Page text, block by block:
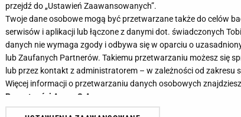
Zamieszanie wokół
przejdź do „Ustawień Zaawansowanych”.
Twoje dane osobowe mogą być przetwarzane także do celów
serwisów i aplikacji lub łączone z danymi dot. świadczonych
danych nie wymaga zgody i odbywa się w oparciu o
lub Zaufanych Partnerów. Takiemu przetwarzaniu możesz się
lub przez kontakt z administratorem – w zależności od
Więcej informacji o przetwarzaniu danych osobowych
Prywatności Agora S.A.